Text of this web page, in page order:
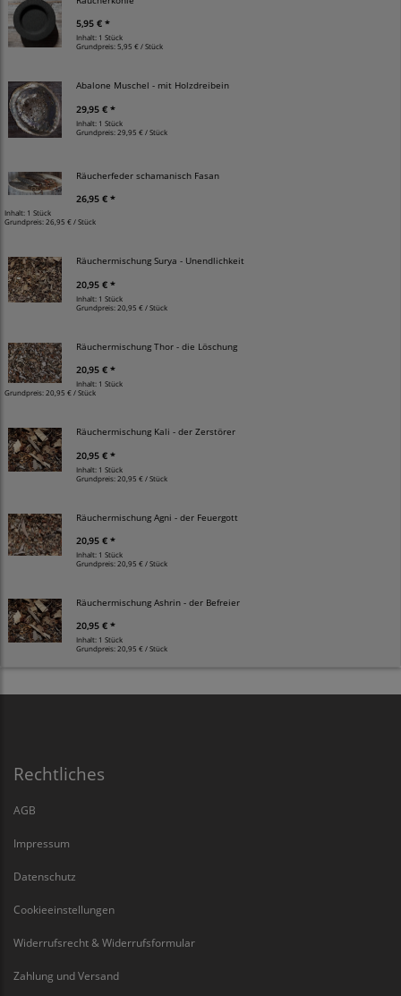
5,95 € *
Inhalt: 1 Stück
Grundpreis:5,95 € / Stück
Abalone Muschel - mit Holzdreibein
29,95 € *
Inhalt: 1 Stück
Grundpreis: 29,95 € / Stück
Räucherfeder schamanisch Fasan
26,95 € *
Inhalt: 1 Stück
Grundpreis:26,95 € / Stück
Räuchermischung Surya - Unendlichkeit
20,95 € *
Inhalt: 1 Stück
Grundpreis: 20,95 € / Stück
Räuchermischung Thor - die Löschung
20,95 € *
Inhalt: 1 Stück
Grundpreis: 20,95 € / Stück
Räuchermischung Kali - der Zerstörer
20,95 € *
Inhalt: 1 Stück
Grundpreis: 20,95 € / Stück
Räuchermischung Agni - der Feuergott
20,95 € *
Inhalt: 1 Stück
Grundpreis: 20,95 € / Stück
Räuchermischung Ashrin - der Befreier
20,95 € *
Inhalt: 1 Stück
Grundpreis:20,95 € / Stück
Rechtliches
AGB
Impressum
Datenschutz
Cookieeinstellungen
Widerrufsrecht & Widerrufsformular
Zahlung und Versand